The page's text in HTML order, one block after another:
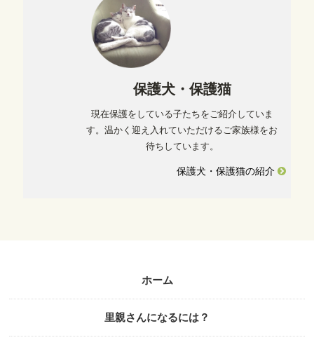
保護犬・保護猫
現在保護をしている子たちをご紹介していま
す。温かく迎え入れていただけるご家族様をお
待ちしています。
保護犬・保護猫の紹介
ホーム
里親さんになるには？